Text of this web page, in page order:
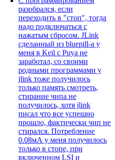
разобрался, если
переходить в "стоп", тогда
надо подключаться с
нажатым сбросом. JLink
сделанный из bluepill-а у
меня в Keil c Puya не
заработал, со своими
родными программами у
jlink тоже получилось
только память смотреть,
стирание чипа не
получилось, хотя jlink
писал что все успешно
прошло, фактически чип не
стирался. Потребление
0.08мА у меня получилось
только в стопе, при
включенном LSI и